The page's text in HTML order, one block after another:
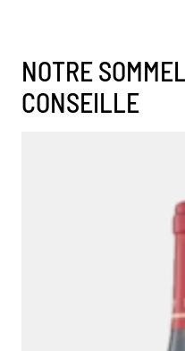
NOTRE
CONSEILLE